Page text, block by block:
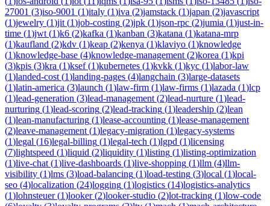
27001 (3)iso-9001 (1)italy (1)iva (2)jamstack (1)japan (2)javascript
(1)jewelry (1)jit (1)job-costing (2)jpk (1)json-rpc (2)jumia (1)just-in-
time (1)jwt (1)k6 (2)kafka (1)kanban (3)katana (1)katana-mrp
(1)kaufland (2)kdv (1)keap (2)kenya (1)klaviyo (1)knowledge
(1)knowledge-base (4)knowledge-management (2)korea (1)kpi
(3)kpis (3)kra (1)ksef(1)kubernetes (1)kvkk (1)kyc (1)labor-law
(1)landed-cost (1)landing-pages (4)langchain (3)large-datasets
(1)latin-america (3)launch (1)law-firm (1)law-firms (1)lazada (1)lcp
(1)lead-generation (3)lead-management (2)lead-nurture (1)lead-
nurturing (1)lead-scoring (2)lead-tracking (1)leadership (2)lean
(1)lean-manufacturing (1)lease-accounting (1)lease-management
(2)leave-management (1)legacy-migration (1)legacy-systems
(1)legal (16)legal-billing (1)legal-tech (1)lgpd (1)licensing
(7)lightspeed (1)liquid (2)liquidity (1)listing (1)listing-optimization
(1)live-chat (1)live-dashboards (1)live-shopping (1)llm (4)llm-
visibility (1)lms (3)load-balancing (1)load-testing (3)local (1)local-
seo (4)localization (24)logging (1)logistics (14)logistics-analytics
(1)lohnsteuer(1)looker(2)looker-studio (2)lot-tracking (1)low-code